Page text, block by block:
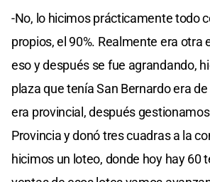
-No, lo hicimos prácticamente todo
propios, el 90%. Realmente era otra
eso y después se fue agrandando,
plaza que tenía San Bernardo era
era provincial, después
Provincia y donó tres cuadras a la
hicimos un loteo, donde hoy hay 60